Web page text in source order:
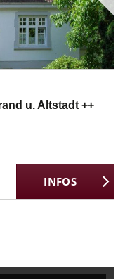
u. Altstadt ++